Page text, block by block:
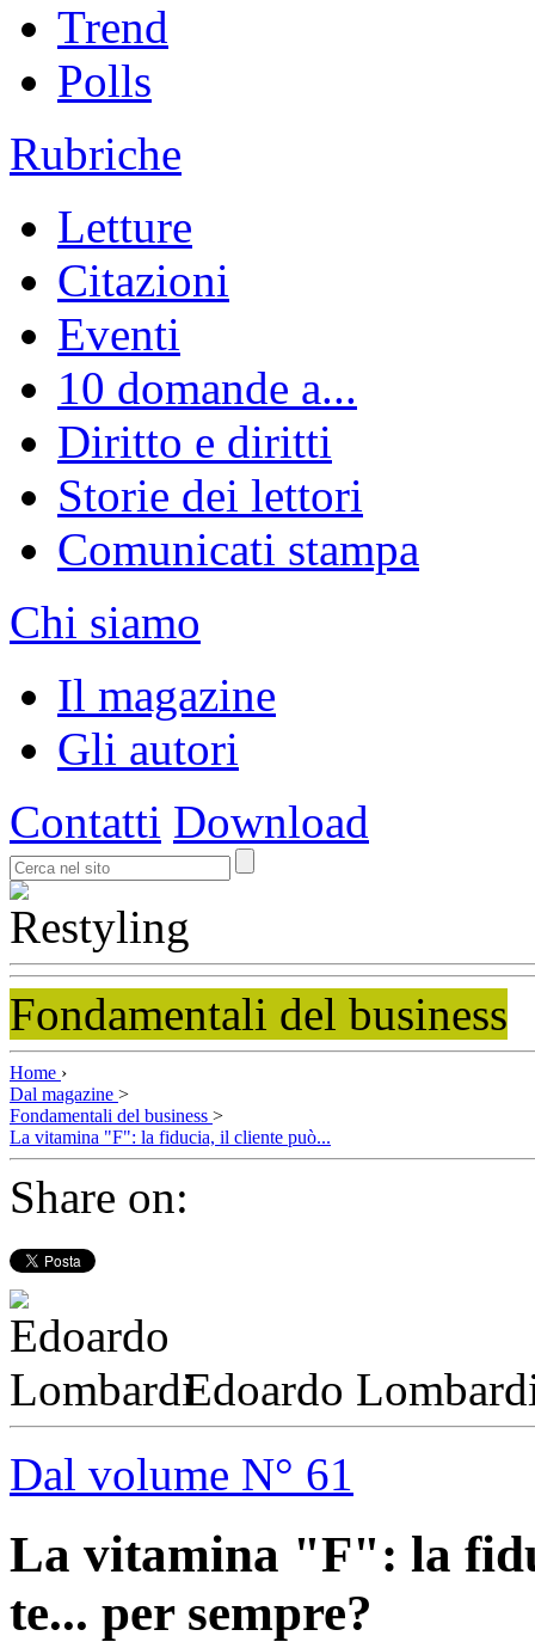
Trend
Polls
Rubriche
Letture
Citazioni
Eventi
10 domande a...
Diritto e diritti
Storie dei lettori
Comunicati stampa
Chi siamo
Il magazine
Gli autori
Contatti Download
Fondamentali del business
Home ›
Dal magazine >
Fondamentali del business >
La vitamina "F": la fiducia, il cliente può...
Share on:
Edoardo
Dal volume N° 61
La vitamina "F": la
te... per sempre?